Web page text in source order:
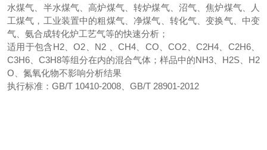
水煤气、半水煤气、高炉煤气、转炉煤气、沼气、焦炉煤气、人
工煤气，工业装置中的粗煤气、净煤气、转化气、变换气、中变
气、氨合成转化炉工艺气等的快速分析；
适用于包含H2、O2、N2 、CH4、CO、CO2、C2H4、C2H6、
C3H6、C3H8等组分在内的混合气体；样品中的NH3、H2S、H2
O、氮氧化物不影响分析结果
执行标准：GB/T 10410-2008、GB/T 28901-2012